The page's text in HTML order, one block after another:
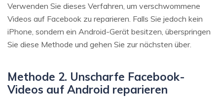
Verwenden Sie dieses Verfahren, um verschwommene
Videos auf Facebook zu reparieren. Falls Sie jedoch kein
iPhone, sondern ein Android-Gerät besitzen, überspringen
Sie diese Methode und gehen Sie zur nächsten über.
Methode 2. Unscharfe Facebook-
Videos auf Android reparieren